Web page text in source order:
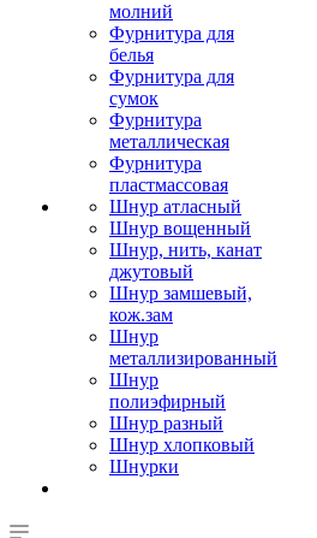
молний
Фурнитура для
белья
Фурнитура для
сумок
Фурнитура
металлическая
Фурнитура
пластмассовая
Шнур атласный
Шнур вощенный
Шнур, нить, канат
джутовый
Шнур замшевый,
кож.зам
Шнур
металлизированный
Шнур
полиэфирный
Шнур разный
Шнур хлопковый
Шнурки